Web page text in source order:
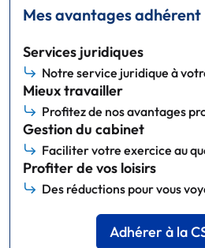
Mes avantages adhérent
Services juridiques
Notre service juridique à
Mieux travailler
Profitez de nos avantages
Gestion du cabinet
Faciliter votre exercice au
Profiter de vos loisirs
Des réductions pour vous
Adhérer à la